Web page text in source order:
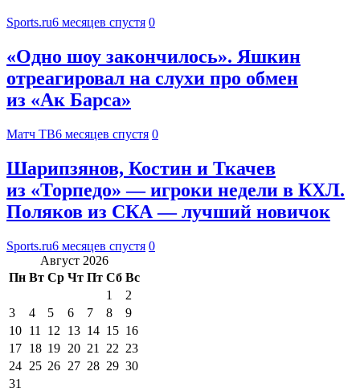
Sports.ru6 месяцев спустя 0
«Одно шоу закончилось». Яшкин
отреагировал на слухи про обмен
из «Ак Барса»
Матч ТВ6 месяцев спустя 0
Шарипзянов, Костин и Ткачев
из «Торпедо» — игроки недели в КХЛ.
Поляков из СКА — лучший новичок
Sports.ru6 месяцев спустя 0
Август 2026
Пн Вт Ср Чт Пт Сб Вс
1
2
3
4 5 6 7 8
9
10 11 12 13 14 15 16
17 18 19 20 21 22 23
24 25 26 27 28 29 30
31